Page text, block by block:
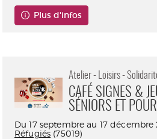
Plus d'infos
Atelier - Loisirs -
CAFÉ SIGNES &
SÉNIORS ET
Du 17 septembre au 17 décembre
Réfugiés (75019)